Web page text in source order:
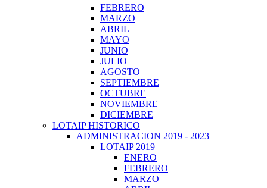
FEBRERO
MARZO
ABRIL
MAYO
JUNIO
JULIO
AGOSTO
SEPTIEMBRE
OCTUBRE
NOVIEMBRE
DICIEMBRE
LOTAIP HISTORICO
ADMINISTRACION 2019 - 2023
LOTAIP 2019
ENERO
FEBRERO
MARZO